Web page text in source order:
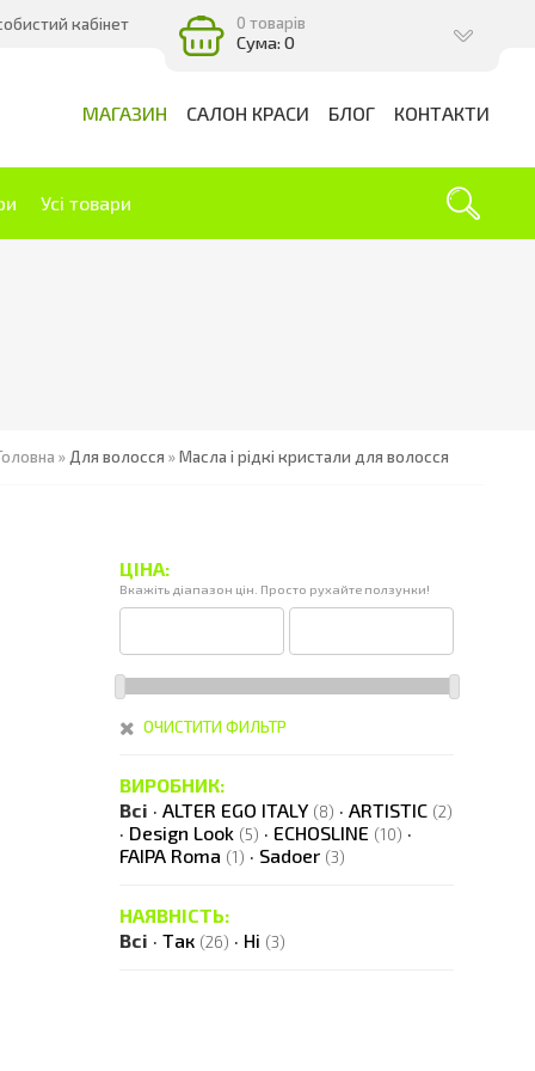
кабінет 0 товарів
Сума: 0
МАГАЗИН САЛОН КРАСИ БЛОГ КОНТАКТИ
Усі товари
» Для волосся »Масла і рідкі кристали для волосся
ЦІНА:
Вкажіть діапазон цін. Просто рухайте ползунки!
ОЧИСТИТИ ФИЛЬТР
ВИРОБНИК:
Всі · ALTER EGO ITALY (8) · ARTISTIC (2)
· Design Look (5) · ECHOSLINE (10) ·
FAIPA Roma (1) · Sadoer (3)
НАЯВНІСТЬ:
Всі · Так (26) · Ні (3)